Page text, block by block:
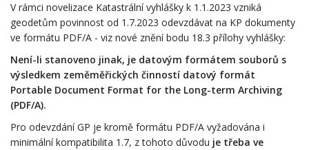
V rámci novelizace Katastrální vyhlášky k 1.1.2023 vzniká
geodetům povinnost od 1.7.2023 odevzdávat na KP dokumenty
ve formátu PDF/A - viz nové znění bodu 18.3 přílohy vyhlášky:
Není-li stanoveno jinak, je datovým formátem souborů s
výsledkem zeměměřických činností datový formát
Portable Document Format for the Long-term Archiving
(PDF/A).
Pro odevzdání GP je kromě formátu PDF/A vyžadována i
minimální kompatibilita 1.7, z tohoto důvodu je třeba ve